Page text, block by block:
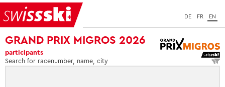
DE FR EN
GRAND PRIX MIGROS 2026
participants
Search for racenumber, name, city